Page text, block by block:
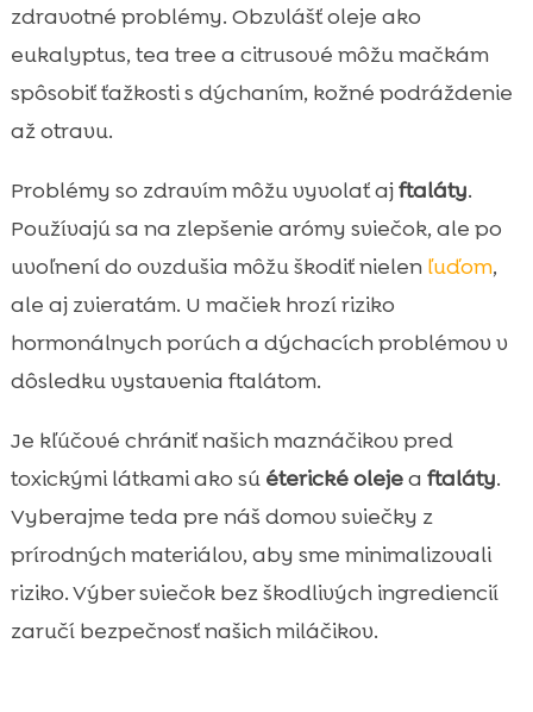
zdravotné problémy. Obzvlášť oleje ako
eukalyptus, tea tree a citrusové môžu mačkám
spôsobiť ťažkosti s dýchaním, kožné podráždenie
až otravu.
Problémy so zdravím môžu vyvolať ajftaláty.
Používajú sa na zlepšenie arómy sviečok, ale po
uvoľnení do ovzdušia môžu škodiť nielen ľuďom,
ale aj zvieratám. U mačiek hrozí riziko
hormonálnych porúch a dýchacích problémov v
dôsledku vystavenia ftalátom.
Je kľúčové chrániť našich maznáčikov pred
toxickými látkami ako sú éterické olejea ftaláty.
Vyberajme teda pre náš domov sviečky z
prírodných materiálov, aby sme minimalizovali
riziko. Výber sviečok bez škodlivých ingrediencií
zaručí bezpečnosť našich miláčikov.